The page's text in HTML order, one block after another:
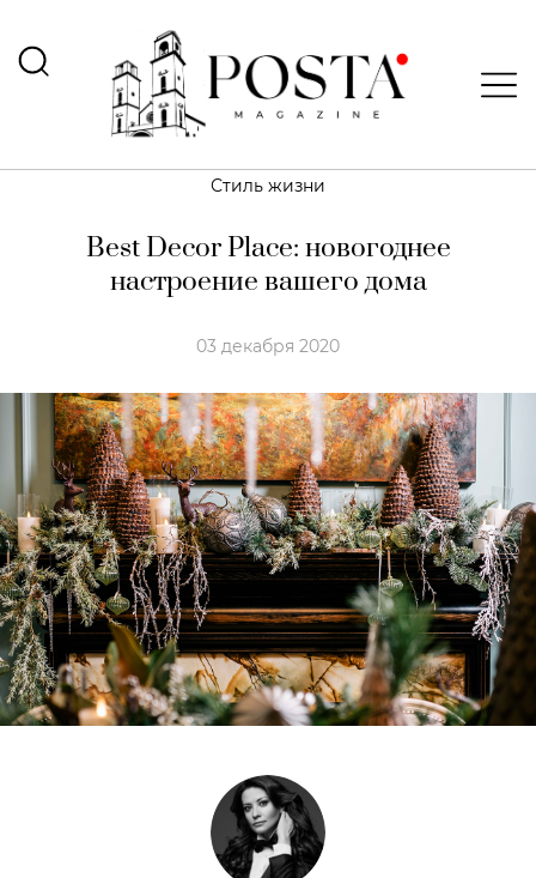
Стиль жизни
Best Decor Place: новогоднее
настроение вашего дома
03 декабря 2020